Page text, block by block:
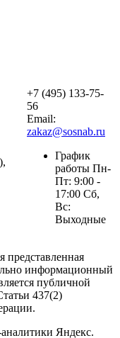
+7 (495) 133-75-
56
Email:
zakaz@sosnab.ru
График
работы Пн-
Пт: 9:00 -
17:00 Сб,
Вс:
Выходные
представленная
информационный
публичной
437(2)
Яндекс.